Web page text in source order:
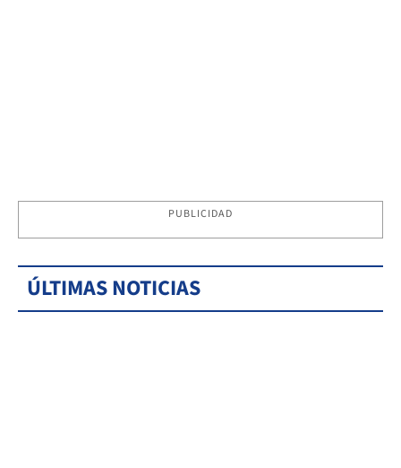
PUBLICIDAD
ÚLTIMAS NOTICIAS